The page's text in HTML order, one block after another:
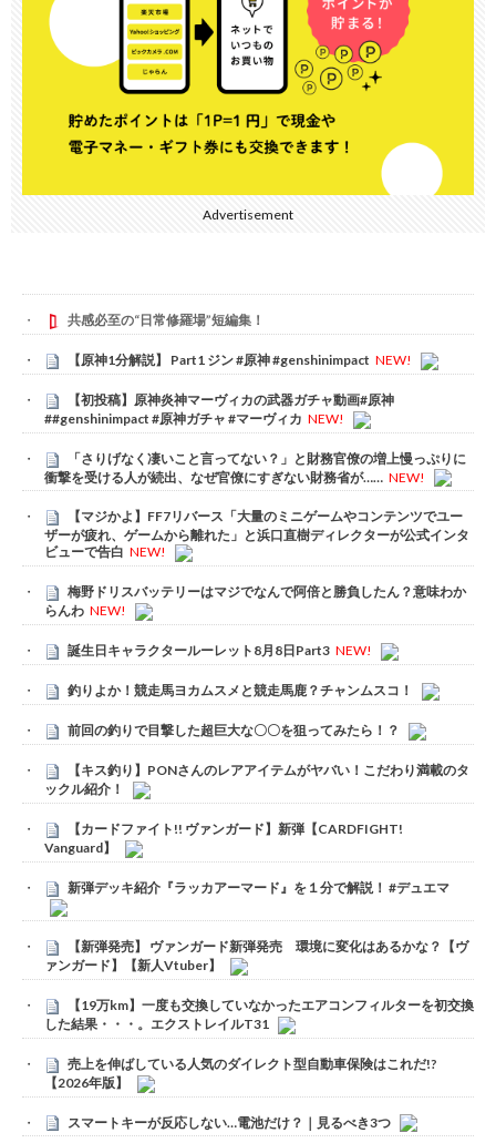
Advertisement
共感必至の“日常修羅場”短編集！
【原神1分解説】 Part1 ジン #原神 #genshinimpact NEW!
【初投稿】原神炎神マーヴィカの武器ガチャ動画#原神
##genshinimpact #原神ガチャ #マーヴィカ NEW!
「さりげなく凄いこと言ってない？」と財務官僚の増上慢っぷりに
衝撃を受ける人が続出、なぜ官僚にすぎない財務省が…… NEW!
【マジかよ】FF7リバース「大量のミニゲームやコンテンツでユー
ザーが疲れ、ゲームから離れた」と浜口直樹ディレクターが公式インタ
ビューで告白 NEW!
梅野ドリスバッテリーはマジでなんで阿倍と勝負したん？意味わか
らんわ NEW!
誕生日キャラクタールーレット8月8日Part3 NEW!
釣りよか！競走馬ヨカムスメと競走馬鹿？チャンムスコ！
前回の釣りで目撃した超巨大な〇〇を狙ってみたら！？
【キス釣り】PONさんのレアアイテムがヤバい！こだわり満載のタ
ックル紹介！
【カードファイト!! ヴァンガード】新弾【CARDFIGHT!
Vanguard】
新弾デッキ紹介『ラッカアーマード』を１分で解説！ #デュエマ
【新弾発売】 ヴァンガード新弾発売 環境に変化はあるかな？【ヴ
ァンガード】【新人Vtuber】
【19万km】一度も交換していなかったエアコンフィルターを初交換
した結果・・・。エクストレイルT31
売上を伸ばしている人気のダイレクト型自動車保険はこれだ!?
【2026年版】
スマートキーが反応しない…電池だけ？｜見るべき3つ